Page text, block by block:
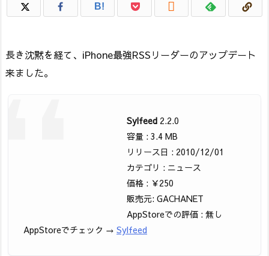
B! 
長き沈黙を経て、iPhone最強RSSリーダーのアップデート
来ました。
Sylfeed 2.2.0
容量 : 3.4 MB
リリース日 : 2010/12/01
カテゴリ : ニュース
価格 : ￥250
販売元: GACHANET
AppStoreでの評価 : 無し
AppStoreでチェック → Sylfeed